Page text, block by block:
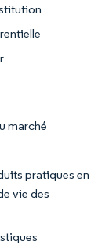
marché
pratiques en
vie des